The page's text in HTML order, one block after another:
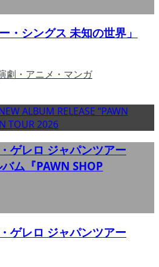
・シングス 未知の世界」
劇・アニメ・マンガ
ゲレロ ジャパンツアー
ム『PAWN SHOP
ゲレロ ジャパンツアー